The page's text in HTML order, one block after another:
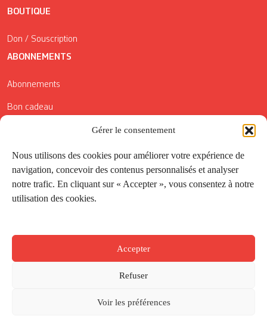
Gérer le consentement
Nous utilisons des cookies pour améliorer votre expérience de
navigation, concevoir des contenus personnalisés et analyser
notre trafic. En cliquant sur « Accepter », vous consentez à notre
utilisation des cookies.
Accepter
Refuser
Voir les préférences
BOUTIQUE
Don / Souscription
ABONNEMENTS
Abonnements
Bon cadeau
Conditions générales de vente
Réductions de la Carte Côté Courrier
Application